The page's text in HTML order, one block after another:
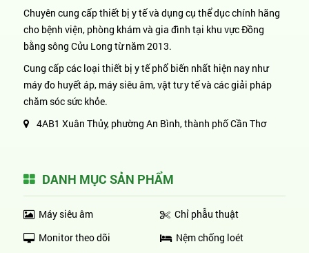
Chuyên cung cấp thiết bị y tế và dụng cụ thể dục chính hãng
cho bệnh viện, phòng khám và gia đình tại khu vực Đồng
bằng sông Cửu Long từ năm 2013.
Cung cấp các loại thiết bị y tế phổ biến nhất hiện nay như
máy đo huyết áp, máy siêu âm, vật tư y tế và các giải pháp
chăm sóc sức khỏe.
4AB1 Xuân Thủy, phường An Bình, thành phố Cần Thơ
DANH MỤC SẢN PHẨM
Máy siêu âm
Monitor theo dõi
Chỉ phẫu thuật
Nệm chống loét